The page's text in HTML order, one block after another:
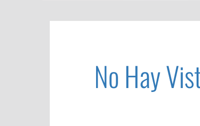
No Hay